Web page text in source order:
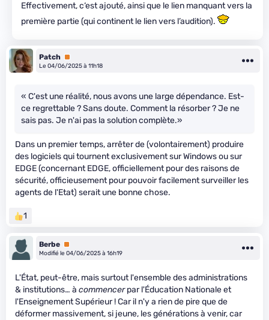
Effectivement, c‘est ajouté, ainsi que le lien manquant vers la
première partie (qui continent le lien vers l’audition).
Patch Premium
Le 04/06/2025 à 11h18
« C'est une réalité, nous avons une large dépendance. Est-
ce regrettable ? Sans doute. Comment la résorber ? Je ne
sais pas. Je n'ai pas la solution complète.»
Dans un premier temps, arrêter de (volontairement) produire
des logiciels qui tournent exclusivement sur Windows ou sur
EDGE (concernant EDGE, officiellement pour des raisons de
sécurité, officieusement pour pouvoir facilement surveiller les
agents de l'Etat) serait une bonne chose.
1
Berbe Premium
Modifié le 04/06/2025 à 16h19
L'État, peut-être, mais surtout l'ensemble des administrations
& institutions… à commencerpar l'Éducation Nationale et
l'Enseignement Supérieur ! Car il n'y a rien de pire que de
déformer massivement, si jeune, les générations à venir, car